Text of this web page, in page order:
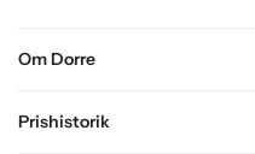
Om Dorre
Prishistorik